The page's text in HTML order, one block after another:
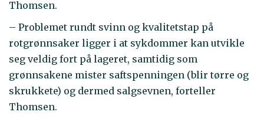
Thomsen.
– Problemet rundt svinn og kvalitetstap på
rotgrønnsaker ligger i at sykdommer kan utvikle
seg veldig fort på lageret, samtidig som
grønnsakene mister saftspenningen (blir tørre og
skrukkete) og dermed salgsevnen, forteller
Thomsen.